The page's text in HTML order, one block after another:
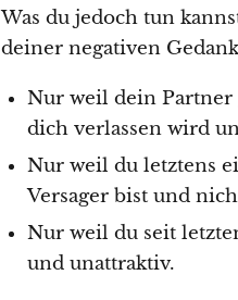
Was du jedoch tun
deiner negativen
Nur weil dein Partner
dich verlassen wird
Nur weil du letztens
Versager bist und
Nur weil du seit
und unattraktiv.